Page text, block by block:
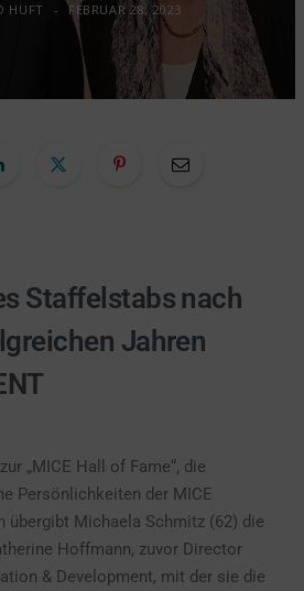
HUFT FEBRUAR 28, 2023
Staffelstabs nach
Jahren
„MICE Hall of Fame“, die
Persönlichkeiten der MICE
übergibt Michaela Schmitz (62) die
Hoffmann, zuvor Director
& Development, mit der sie die